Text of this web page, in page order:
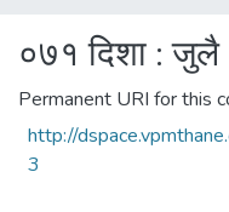
All of DSpace
०७१ दिशा :
Permanent URI for this
http://
3